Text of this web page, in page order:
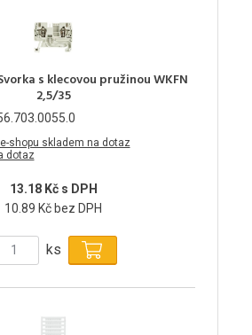
s klecovou pružinou WKFN
2,5/35
shopu skladem na dotaz
dotaz
13.18 Kč s DPH
10.89 Kč bez DPH
ks